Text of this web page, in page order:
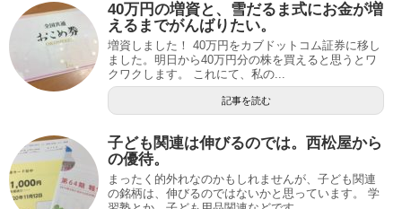
40万円の増資と、雪だるま式にお金が増
えるまでがんばりたい。
増資しました！ 40万円をカブドットコム証券に移し
ました。明日から40万円分の株を買えると思うとワ
クワクします。 これにて、私の...
記事を読む
子ども関連は伸びるのでは。西松屋から
の優待。
まったく的外れなのかもしれませんが、子ども関連
の銘柄は、伸びるのではないかと思っています。 学